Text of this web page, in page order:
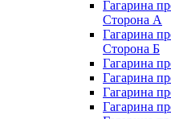
Гагарина
Сторона А
Гагарина
Сторона Б
Гагарина
Гагарина
Гагарина
Гагарина